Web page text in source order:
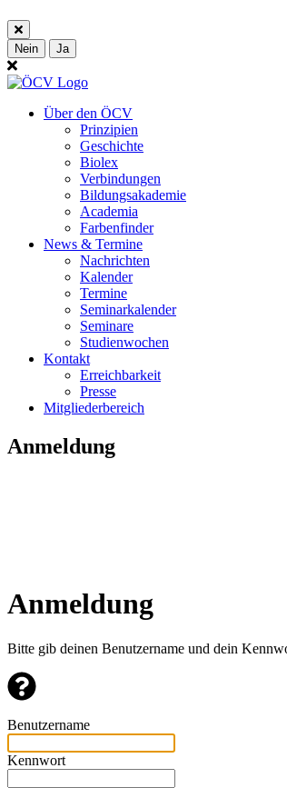
Nein Ja
Über den ÖCV
Prinzipien
Geschichte
Biolex
Verbindungen
Bildungsakademie
Academia
Farbenfinder
News & Termine
Nachrichten
Kalender
Termine
Seminarkalender
Seminare
Studienwochen
Kontakt
Erreichbarkeit
Presse
Mitgliederbereich
Anmeldung
Anmeldung
Bitte gib deinen Benutzername und dein
Benutzername
Kennwort